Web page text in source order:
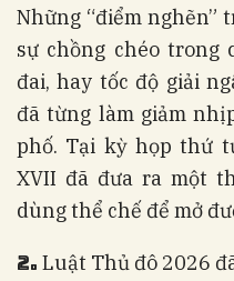
Những “điểm nghẽn”
sự chồng chéo
đai, hay tốc độ giải
đã từng làm giảm
phố. Tại kỳ họp thứ
XVII đã đưa ra một
dùng thể chế để mở
2. Luật Thủ đô 2026